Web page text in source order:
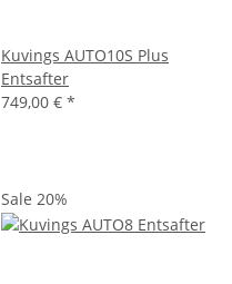
Kuvings AUTO10S Plus
Entsafter
749,00 € *
Sale 20%